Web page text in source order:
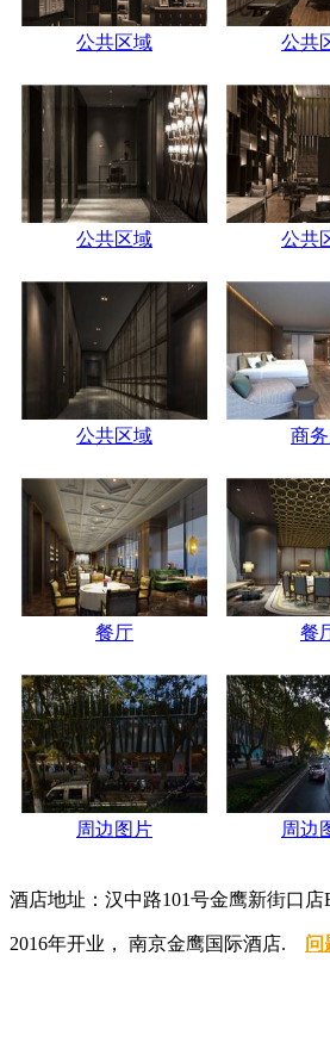
公共区域 公共
公共区域 公共
公共区域 商
餐厅 餐
周边图片 周边
酒店地址：汉中路101号金鹰新街口
2016年开业， 南京金鹰国际酒店. 问